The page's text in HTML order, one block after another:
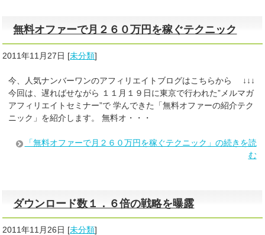
無料オファーで月２６０万円を稼ぐテクニック
2011年11月27日 [未分類]
今、人気ナンバーワンのアフィリエイトブログはこちらから ↓↓↓
今回は、遅ればせながら １１月１９日に東京で行われた”メルマガ
アフィリエイトセミナー”で 学んできた「無料オファーの紹介テク
ニック」を紹介します。 無料オ・・・
「無料オファーで月２６０万円を稼ぐテクニック」の続きを読
む
ダウンロード数１．６倍の戦略を曝露
2011年11月26日 [未分類]